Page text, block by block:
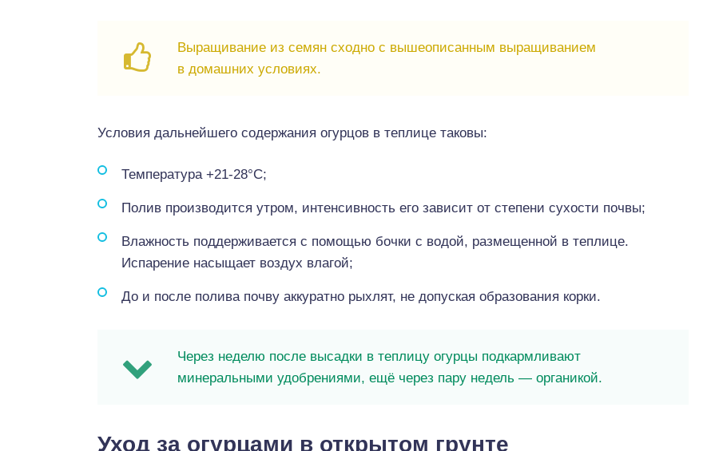
Выращивание из семян сходно с вышеописанным выращиванием
в домашних условиях.
Условия дальнейшего содержания огурцов в теплице таковы:
Температура +21-28°С;
Полив производится утром, интенсивность его зависит от степени сухости почвы;
Влажность поддерживается с помощью бочки с водой, размещенной в теплице.
Испарение насыщает воздух влагой;
До и после полива почву аккуратно рыхлят, не допуская образования корки.
Через неделю после высадки в теплицу огурцы подкармливают
минеральными удобрениями, ещё через пару недель — органикой.
Уход за огурцами в открытом грунте